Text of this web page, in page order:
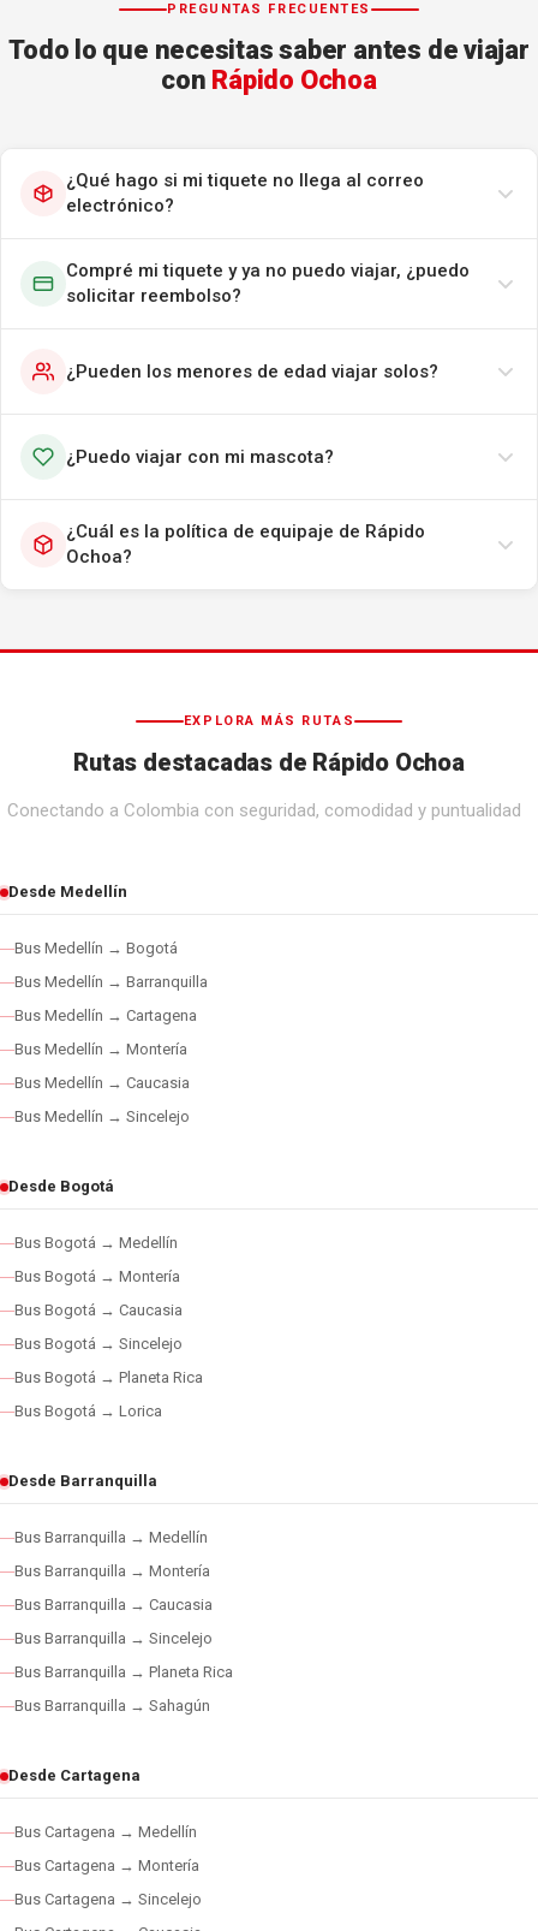
PREGUNTAS FRECUENTES
Todo lo que necesitas saber antes de viajar
con Rápido Ochoa
¿Qué hago si mi tiquete no llega al correo
electrónico?
Compré mi tiquete y ya no puedo viajar, ¿puedo
solicitar reembolso?
¿Pueden los menores de edad viajar solos?
¿Puedo viajar con mi mascota?
¿Cuál es la política de equipaje de Rápido
Ochoa?
EXPLORA MÁS RUTAS
Rutas destacadas de Rápido Ochoa
Conectando a Colombia con seguridad, comodidad y puntualidad
Desde Medellín
Bus Medellín → Bogotá
Bus Medellín → Barranquilla
Bus Medellín → Cartagena
Bus Medellín → Montería
Bus Medellín → Caucasia
Bus Medellín → Sincelejo
Desde Bogotá
Bus Bogotá → Medellín
Bus Bogotá → Montería
Bus Bogotá → Caucasia
Bus Bogotá → Sincelejo
Bus Bogotá → Planeta Rica
Bus Bogotá → Lorica
Desde Barranquilla
Bus Barranquilla → Medellín
Bus Barranquilla → Montería
Bus Barranquilla → Caucasia
Bus Barranquilla → Sincelejo
Bus Barranquilla → Planeta Rica
Bus Barranquilla → Sahagún
Desde Cartagena
Bus Cartagena → Medellín
Bus Cartagena → Montería
Bus Cartagena → Sincelejo